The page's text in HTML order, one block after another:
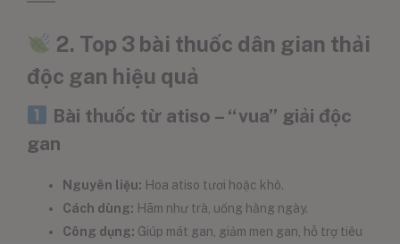
2. Top 3 bài thuốc dân gian thải
độc gan hiệu quả
Bài thuốc từ atiso – “vua” giải độc
gan
Nguyên liệu: Hoa atiso tươi hoặc khô.
Cách dùng: Hãm như trà, uống hằng ngày.
Công dụng: Giúp mát gan, giảm men gan, hỗ trợ tiêu